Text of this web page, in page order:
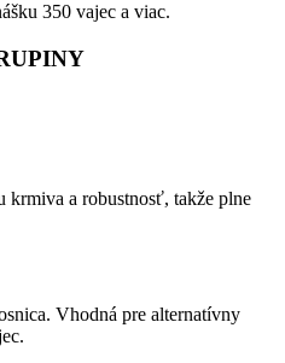
350 vajec a viac.
a robustnosť, takže plne
Vhodná pre alternatívny